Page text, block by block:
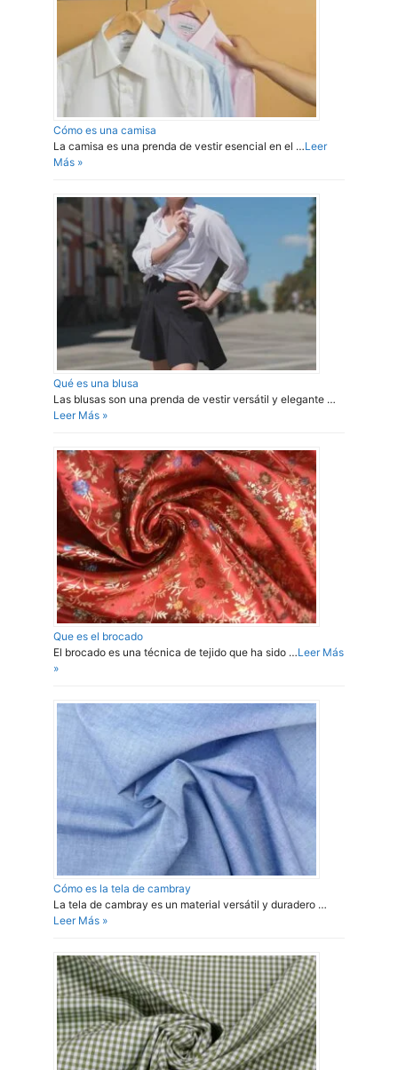
Cómo es una camisa
La camisa es una prenda de vestir esencial en el …Leer
Más »
Qué es una blusa
Las blusas son una prenda de vestir versátil y elegante …
Leer Más »
Que es el brocado
El brocado es una técnica de tejido que ha sido …Leer Más
»
Cómo es la tela de cambray
La tela de cambray es un material versátil y duradero …
Leer Más »